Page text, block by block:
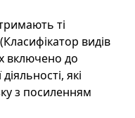
ті
видів
включено до
які
з посиленням